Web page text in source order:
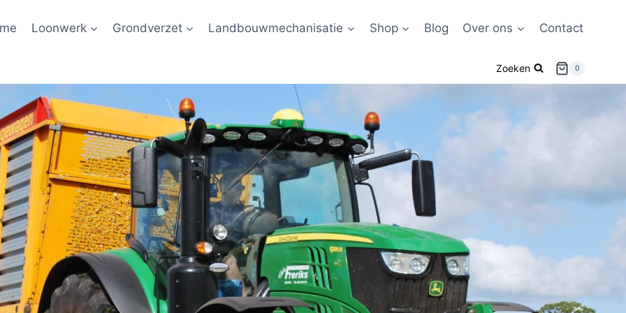
Loonwerk Grondverzet Landbouwmechanisatie Shop Blog Over ons Contact
Zoeken 0